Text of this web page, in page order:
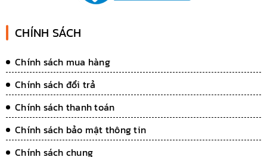
CHÍNH SÁCH
Chính sách mua hàng
Chính sách đổi trả
Chính sách thanh toán
Chính sách bảo mật thông tin
Chính sách chung